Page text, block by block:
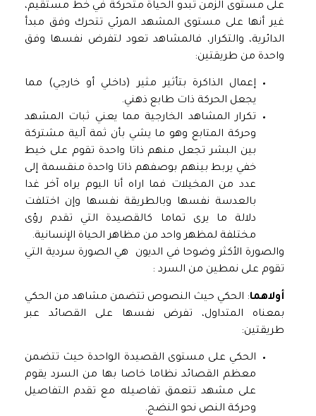
على مستوى الزمن تبدو الحياة متحركة في خط مستقيم،
غير أنها على مستوى المشهد المرئي تتحرك وفق مبدأ
الدائرية، والتكرار، فالمشاهد تعود لتفرض نفسها وفق
واحدة من طريقتين:
إعمال الذاكرة بتأثير مثير (داخلي أو خارجي) مما
يجعل الحركة ذات طابع ذهني.
تكرار المشاهد الخارجية مما يعني ثبات المشهد
وحركة المتابع وهو ما يشي بأن ثمة آلية مشتركة
بين البشر تجعل منهم ذاتا واحدة تقوم على خيط
خفي يربط بينهم بوصفهم ذاتا واحدة منقسمة إلى
عدد من المخيلات فما اراه أنا اليوم يراه آخر غدا
بالعدسة نفسها وبالطريقة نفسها وإن اختلفت
دلالة ما يرى تماما كالقصيدة التي تقدم رؤى
مختلفة لمظهر واحد من مظاهر الحياة الإنسانية.
والصورة الأكثر وضوحا في الديون هي الصورة سردية التي
تقوم على نمطين من السرد :
أولاهما: الحكي حيث النصوص تتضمن مشاهد من الحكي
بمعناه المتداول، تفرض نفسها على القصائد عبر
طريقتين:
الحكي على مستوى القصيدة الواحدة حيث تتضمن
معظم القصائد نظاما خاصا بها من السرد يقوم
على مشهد تتعمق تفاصيله مع تقدم التفاصيل
وحركة النص نحو النضج.